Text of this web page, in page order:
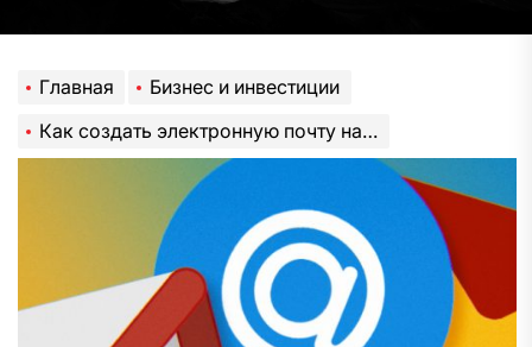
Главная
Бизнес и инвестиции
Как создать электронную почту на телефоне: 4 популярных сервиса на базе Андроид + краткий обзор приложения IOS